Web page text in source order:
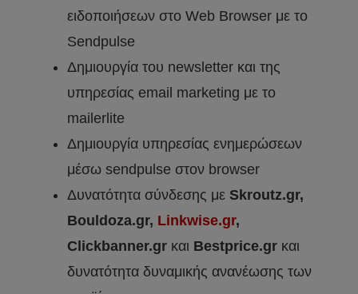
ειδοποιήσεων στο Web Browser με το
Sendpulse
Δημιουργία του newsletter και της
υπηρεσίας email marketing με το
mailerlite
Δημιουργία υπηρεσίας ενημερώσεων
μέσω sendpulse στον browser
Δυνατότητα σύνδεσης με Skroutz.gr,
Bouldoza.gr, Linkwise.gr,
Clickbanner.gr και Bestprice.gr και
δυνατότητα δυναμικής ανανέωσης των